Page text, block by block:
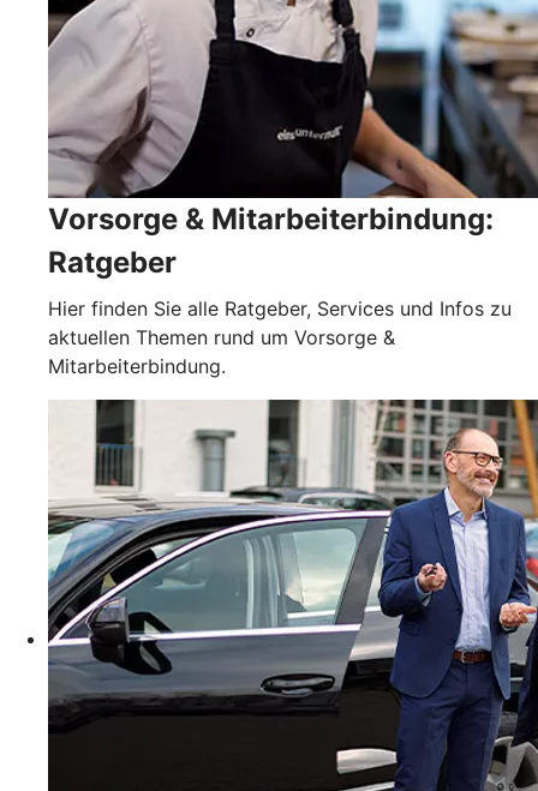
Vorsorge & Mitarbeiterbindung:
Ratgeber
Hier finden Sie alle Ratgeber, Services und Infos zu
aktuellen Themen rund um Vorsorge &
Mitarbeiterbindung.